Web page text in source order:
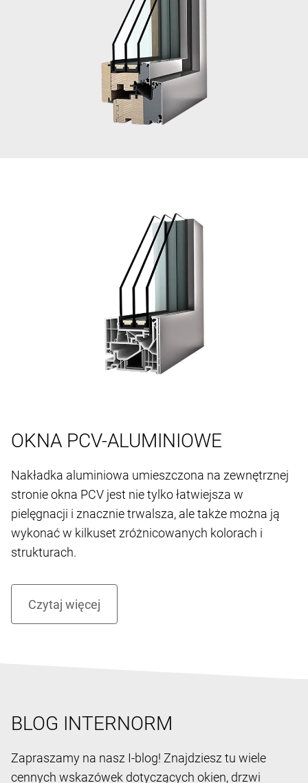
OKNA PCV-ALUMINIOWE
Nakładka aluminiowa umieszczona na zewnętrznej
stronie okna PCV jest nie tylko łatwiejsza w
pielęgnacji i znacznie trwalsza, ale także można ją
wykonać w kilkuset zróżnicowanych kolorach i
strukturach.
BLOG INTERNORM
Zapraszamy na nasz I-blog! Znajdziesz tu wiele
cennych wskazówek dotyczących okien, drzwi